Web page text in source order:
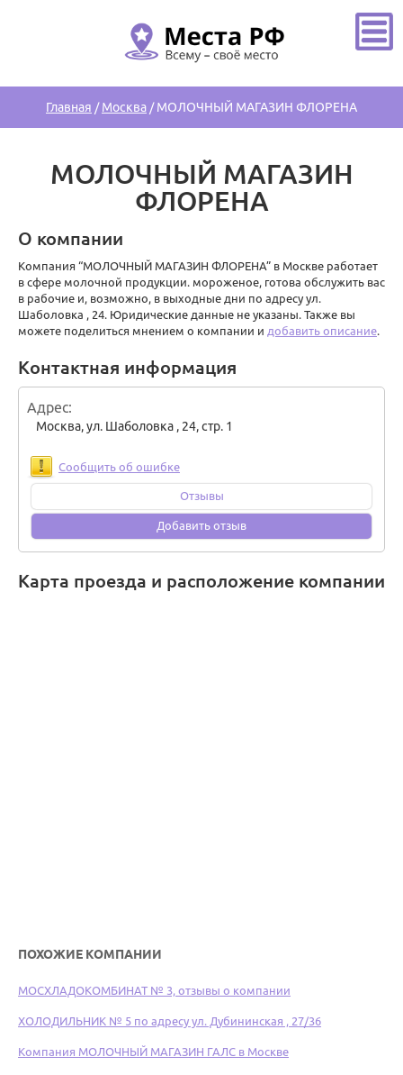
Главная /Москва /МОЛОЧНЫЙ МАГАЗИН ФЛОРЕНА
МОЛОЧНЫЙ МАГАЗИН
ФЛОРЕНА
О компании
Компания “МОЛОЧНЫЙ МАГАЗИН ФЛОРЕНА” в Москве работает
в сфере молочной продукции. мороженое, готова обслужить вас
в рабочие и, возможно, в выходные дни по адресу ул.
Шаболовка , 24. Юридические данные не указаны. Также вы
можете поделиться мнением о компании и добавить описание.
Контактная информация
Адрес
Москва,ул. Шаболовка , 24, стр. 1
Сообщить об ошибке
Отзывы
Добавить отзыв
Карта проезда и расположение компании
ПОХОЖИЕ КОМПАНИИ
МОСХЛАДОКОМБИНАТ № 3, отзывы о компании
ХОЛОДИЛЬНИК № 5 по адресу ул. Дубининская , 27/36
Компания МОЛОЧНЫЙ МАГАЗИН ГАЛС в Москве